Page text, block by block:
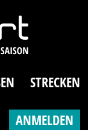
STRECKEN
ANMELDEN